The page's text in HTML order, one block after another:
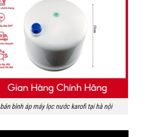
bán bình áp máy lọc nước karofi tại hà nội